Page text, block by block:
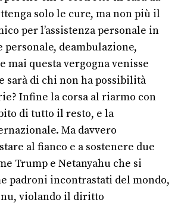
solo le cure, ma non più il
per l’assistenza personale in
deambulazione,
mai questa vergogna venisse
sarà di chi non ha possibilità
Infine la corsa al riarmo con
di tutto il resto, e la
Ma davvero
al fianco e a sostenere due
Trump e Netanyahu che si
padroni incontrastati del mondo,
violando il diritto